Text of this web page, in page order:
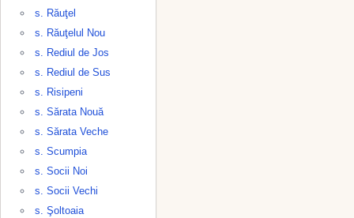
s. Răuţel
s. Răuţelul Nou
s. Rediul de Jos
s. Rediul de Sus
s. Risipeni
s. Sărata Nouă
s. Sărata Veche
s. Scumpia
s. Socii Noi
s. Socii Vechi
s. Şoltоaia